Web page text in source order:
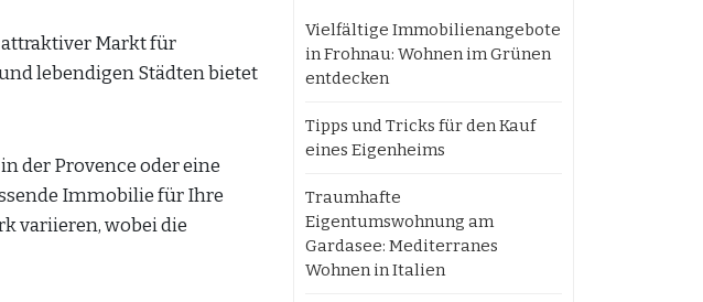
attraktiver Markt für
lebendigen Städten bietet
der Provence oder eine
Immobilie für Ihre
variieren, wobei die
Vielfältige Immobilienangebote
in Frohnau: Wohnen im Grünen
entdecken
Tipps und Tricks für den Kauf
eines Eigenheims
Traumhafte
Eigentumswohnung am
Gardasee: Mediterranes
Wohnen in Italien